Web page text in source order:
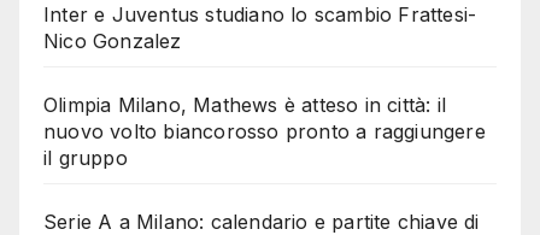
Inter e Juventus studiano lo scambio Frattesi-
Nico Gonzalez
Olimpia Milano, Mathews è atteso in città: il
nuovo volto biancorosso pronto a raggiungere
il gruppo
Serie A a Milano: calendario e partite chiave di